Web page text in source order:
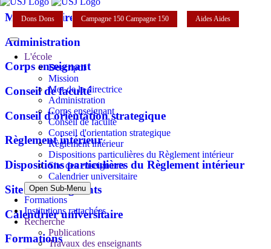
Dons Dons Campagne 150 Campagne 150 AidesAides
L'école
Descriptif
Mission
Mot de la directrice
Administration
Corps enseignant
Conseil de faculté
Conseil d'orientation strategique
Règlement intérieur
Dispositions particulières du Règlement intérieur
Site des enseignants
Calendrier universitaire
Open Sub-Menu
Formations
Institutions rattachées
Recherche
Publications
Travaux des enseignants
Mot de la directrice
Administration
Corps enseignant
Conseil de faculté
Conseil d'orientation strategique
Règlement intérieur
Dispositions particulières du Règlement intérieur
Site des enseignants
Calendrier universitaire
Formations